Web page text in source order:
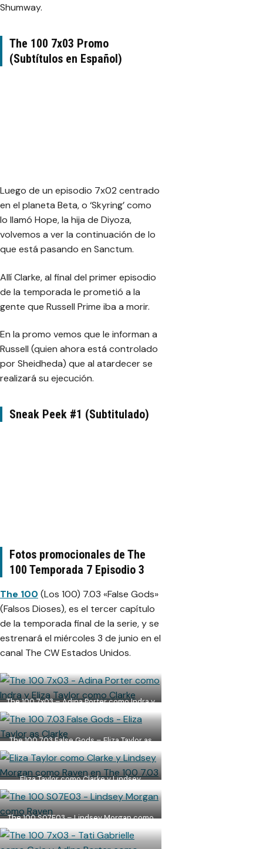
Shumway.
The 100 7x03 Promo
(Subtítulos en Español)
Luego de un episodio 7x02 centrado
en el planeta Beta, o ‘Skyring’ como
lo llamó Hope, la hija de Diyoza,
volvemos a ver la continuación de lo
que está pasando en Sanctum.
Allí Clarke, al final del primer episodio
de la temporada le prometió a la
gente que Russell Prime iba a morir.
En la promo vemos que le informan a
Russell (quien ahora está controlado
porSheidheda) que al atardecer se
realizará su ejecución.
Sneak Peek #1 (Subtitulado)
Fotos promocionales de The
100 Temporada 7 Episodio 3
The 100 (Los 100) 7.03 «False Gods»
(Falsos Dioses), es el tercer capítulo
de la temporada final de la serie, y se
estrenará el miércoles 3 de junio en el
canal The CW Estados Unidos.
The 100 7x03 – Adina Porter como Indra y
Eliza Taylor como Clarke
The 100 7.03 False Gods – Eliza Taylor as
Clarke
Eliza Taylor como Clarke y Lindsey
Morgan como Raven en The 100 7.03
The 100 S07E03 – Lindsey Morgan como